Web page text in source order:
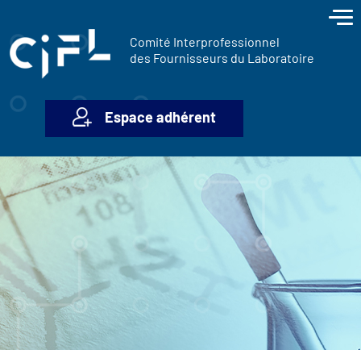
Comité Interprofessionnel
des Fournisseurs du Laboratoire
Espace adhérent